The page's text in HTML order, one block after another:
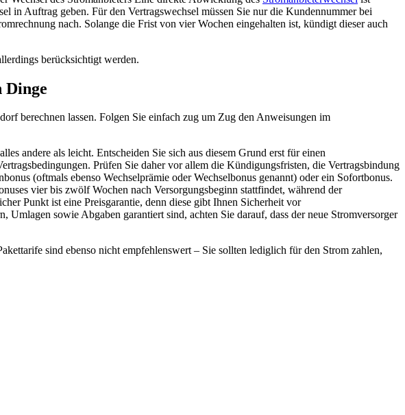
in Auftrag geben. Für den Vertragswechsel müssen Sie nur die Kundennummer bei
nach. Solange die Frist von vier Wochen eingehalten ist, kündigt dieser auch
berücksichtigt werden.
Dinge
berechnen lassen. Folgen Sie einfach zug um Zug den Anweisungen im
andere als leicht. Entscheiden Sie sich aus diesem Grund erst für einen
Prüfen Sie daher vor allem die Kündigungsfristen, die Vertragsbindung
(oftmals ebenso Wechselprämie oder Wechselbonus genannt) oder ein Sofortbonus.
vier bis zwölf Wochen nach Versorgungsbeginn stattfindet, während der
Punkt ist eine Preisgarantie, denn diese gibt Ihnen Sicherheit vor
sowie Abgaben garantiert sind, achten Sie darauf, dass der neue Stromversorger
sind ebenso nicht empfehlenswert – Sie sollten lediglich für den Strom zahlen,